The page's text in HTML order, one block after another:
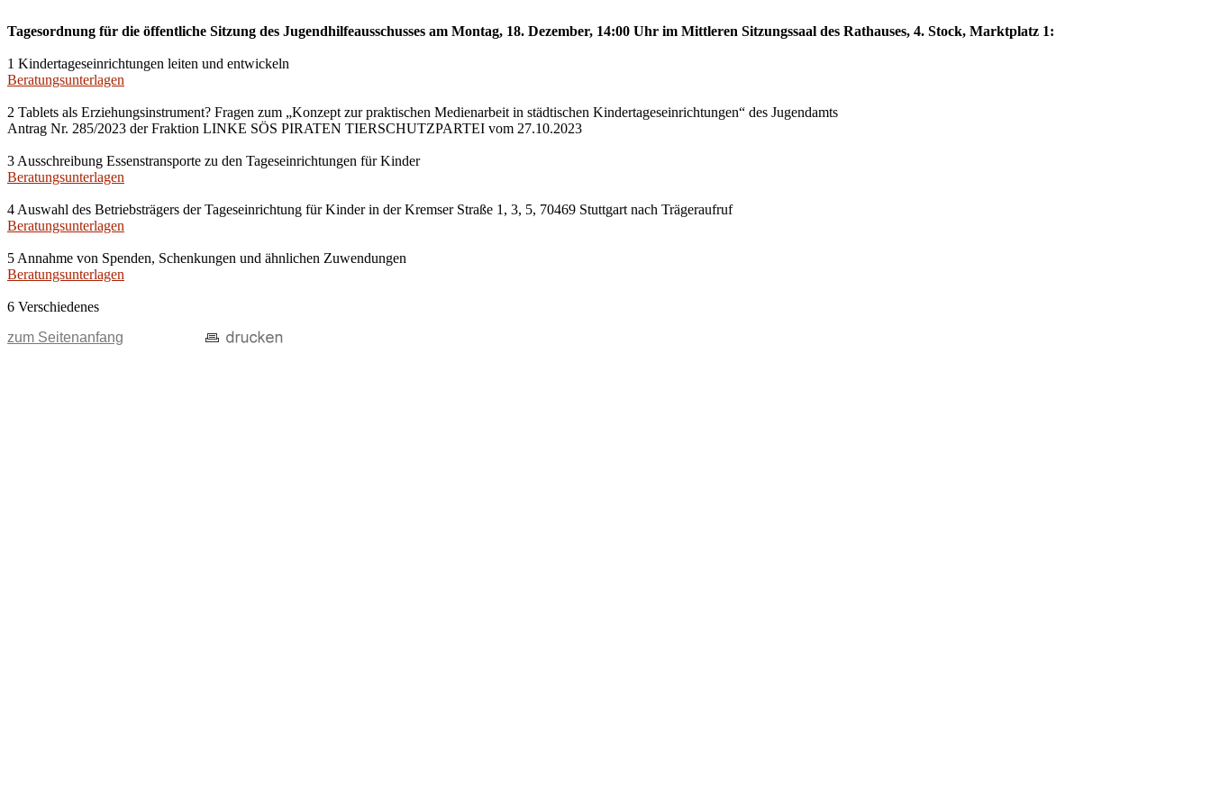
Tagesordnung für die öffentliche Sitzung des Jugendhilfeausschusses am Montag, 18. Dezember, 14:00 Uhr im Mittleren Sitzungssaal des Rathauses, 4. Stock, Marktplatz 1:
1 Kindertageseinrichtungen leiten und entwickeln
Beratungsunterlagen
2 Tablets als Erziehungsinstrument? Fragen zum „Konzept zur praktischen Medienarbeit in städtischen Kindertageseinrichtungen“ des Jugendamts
Antrag Nr. 285/2023 der Fraktion LINKE SÖS PIRATEN TIERSCHUTZPARTEI vom 27.10.2023
3 Ausschreibung Essenstransporte zu den Tageseinrichtungen für Kinder
Beratungsunterlagen
4 Auswahl des Betriebsträgers der Tageseinrichtung für Kinder in der Kremser Straße 1, 3, 5, 70469 Stuttgart nach Trägeraufruf
Beratungsunterlagen
5 Annahme von Spenden, Schenkungen und ähnlichen Zuwendungen
Beratungsunterlagen
6 Verschiedenes
zum Seitenanfang